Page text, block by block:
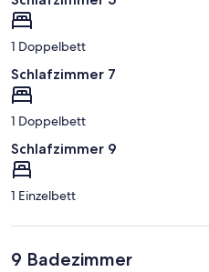
1 Doppelbett
Schlafzimmer 7
1 Doppelbett
Schlafzimmer 9
1 Einzelbett
9 Badezimmer